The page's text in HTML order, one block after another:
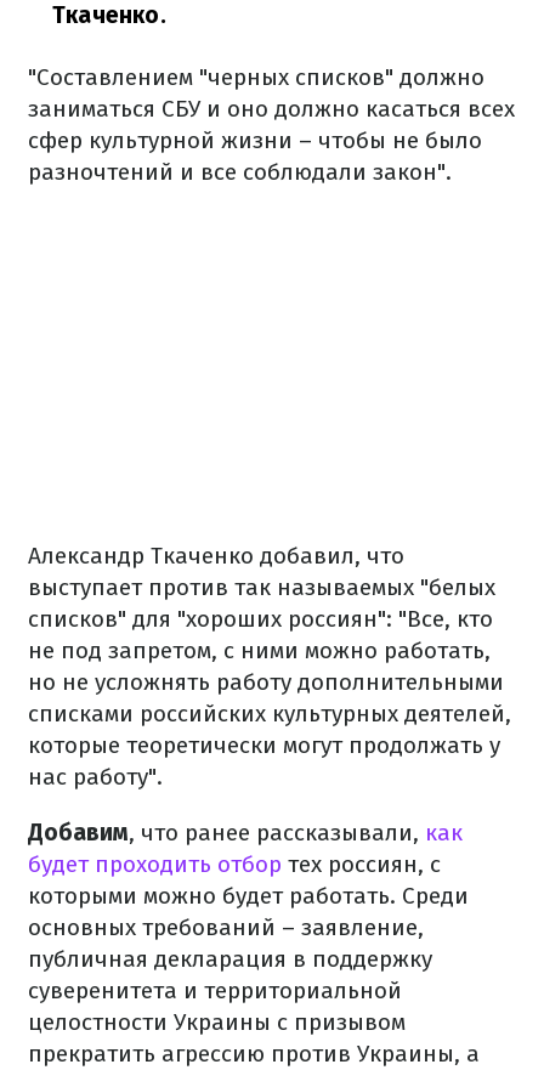
Ткаченко.
"Составлением "черных списков" должно
заниматься СБУ и оно должно касаться всех
сфер культурной жизни – чтобы не было
разночтений и все соблюдали закон".
Александр Ткаченко добавил, что
выступает против так называемых "белых
списков" для "хороших россиян": "Все, кто
не под запретом, с ними можно работать,
но не усложнять работу дополнительными
списками российских культурных деятелей,
которые теоретически могут продолжать у
нас работу".
Добавим, что ранее рассказывали, как
будет проходить отбор тех россиян, с
которыми можно будет работать. Среди
основных требований – заявление,
публичная декларация в поддержку
суверенитета и территориальной
целостности Украины с призывом
прекратить агрессию против Украины, а